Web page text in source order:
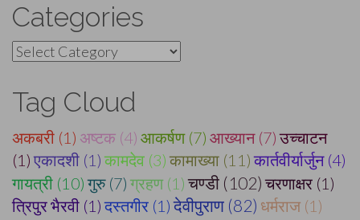
Categories
Categories
Tag Cloud
अकबरी (1) अष्टक (4) आकर्षण (7) आख्यान (7) उच्चाटन
(1) एकादशी (1) कामदेव (3) कामाख्या (11) कार्तवीर्यार्जुन (4)
गायत्री (10) गुरु (7) ग्रहण (1) चण्डी (102) चरणाक्षर (1)
त्रिपुर भैरवी (1) दस्तगीर (1) देवीपुराण (82) धर्मराज (1)